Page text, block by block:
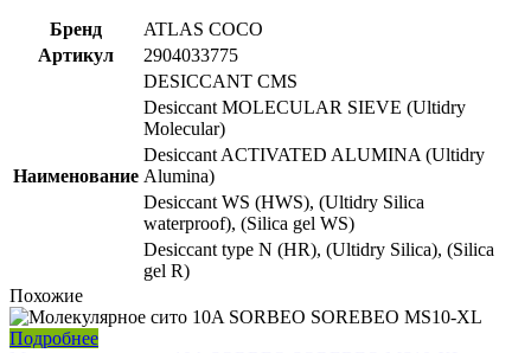
Бренд
ATLAS COCO
Артикул
2904033775
Наименование
DESICCANT CMS
Desiccant MOLECULAR SIEVE (Ultidry
Molecular)
Desiccant ACTIVATED ALUMINA (Ultidry
Alumina)
Desiccant WS (HWS), (Ultidry Silica
waterproof), (Silica gel WS)
Desiccant type N (HR), (Ultidry Silica), (Silica
gel R)
Похожие
Подробнее